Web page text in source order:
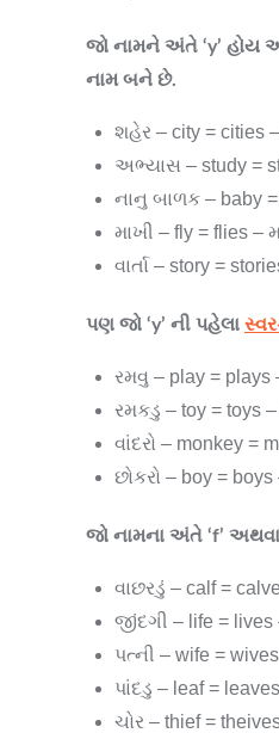
જો નામને અંતે ‘y’ હોય
નામ બને છે.
શહેર – city = cities
અભ્યાસ – study =
નાનુ બાળક – baby =
માખી – fly = flies –
વાર્તા – story =
પણ જો ‘y’ ની પહેલા
રમવુ – play = plays
રમકડુ – toy = toys
વાંદરો – monkey =
છોકરો – boy =
જો નામના અંતે ‘f’ અથવા
વાછરડું – calf =
જીંદગી – life =
પત્ની – wife =
પાંદડુ – leaf =
ચોર – thief =